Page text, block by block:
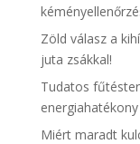
Zöld válasz a
juta zsákkal!
Tudatos
Miért maradt